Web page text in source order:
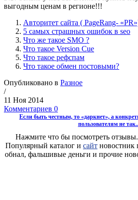
выгодным ценам в регионе!!!
Авторитет сайта ( PageRang-
5 самых страшных ошибок в seo
Что же такое SMO ?
Что такое Version Cue
Что такое рефспам
Что такое обмен постовыми?
Опубликовано в Разное
/
11 Ноя 2014
Комментариев 0
Если быть честным, то «даркнет», а
пользователям не так..
Нажмите что бы посмотреть
Популярный каталог и сайт новостник
обнал, фальшивые деньги и прочие